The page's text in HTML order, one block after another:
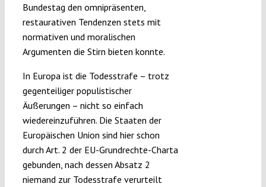
Bundestag den omnipräsenten,
restaurativen Tendenzen stets mit
normativen und moralischen
Argumenten die Stirn bieten konnte.
In Europa ist die Todesstrafe – trotz
gegenteiliger populistischer
Äußerungen – nicht so einfach
wiedereinzuführen. Die Staaten der
Europäischen Union sind hier schon
durch Art. 2 der EU-Grundrechte-Charta
gebunden, nach dessen Absatz 2
niemand zur Todesstrafe verurteilt